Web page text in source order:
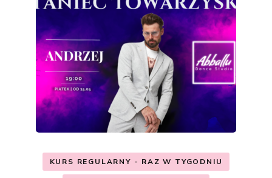
KURS REGULARNY - RAZ W TYGODNIU